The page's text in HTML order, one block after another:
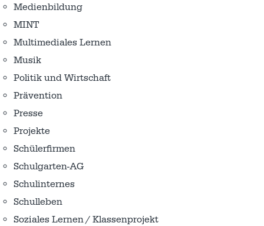
Medienbildung
MINT
Multimediales Lernen
Musik
Politik und Wirtschaft
Prävention
Presse
Projekte
Schülerfirmen
Schulgarten-AG
Schulinternes
Schulleben
Soziales Lernen / Klassenprojekt